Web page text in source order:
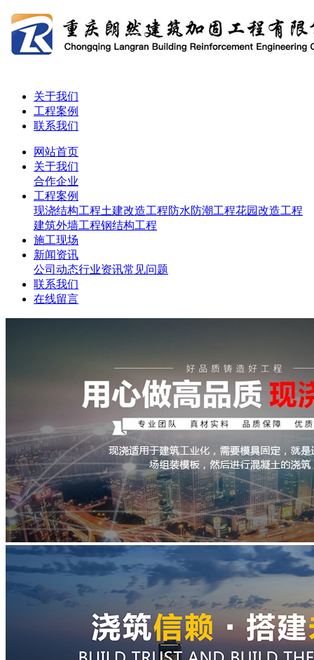
关于我们
工程案例
联系我们
网站首页
关于我们
合作企业
工程案例
现浇结构工程土建改造工程防水防潮工程花园改造工程
建筑外墙工程钢结构工程
施工现场
新闻资讯
公司动态行业资讯常见问题
联系我们
在线留言